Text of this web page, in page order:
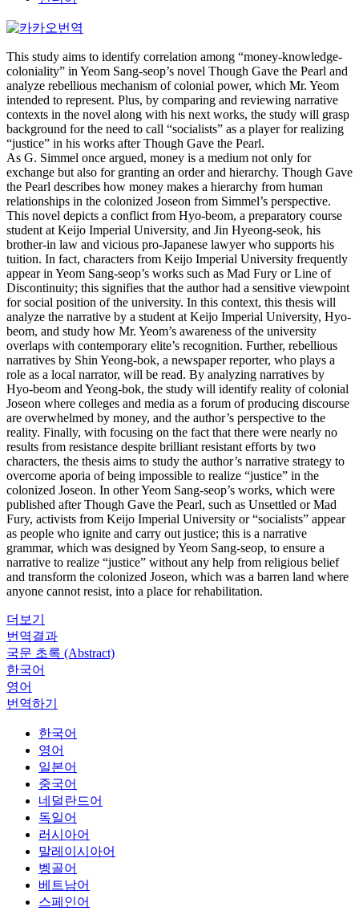
This study aims to identify correlation among “money-knowledge-
coloniality” in Yeom Sang-seop’s novel Though Gave the Pearl and
analyze rebellious mechanism of colonial power, which Mr. Yeom
intended to represent. Plus, by comparing and reviewing narrative
contexts in the novel along with his next works, the study will grasp
background for the need to call “socialists” as a player for realizing
“justice” in his works after Though Gave the Pearl.
As G. Simmel once argued, money is a medium not only for
exchange but also for granting an order and hierarchy. Though Gave
the Pearl describes how money makes a hierarchy from human
relationships in the colonized Joseon from Simmel’s perspective.
This novel depicts a conflict from Hyo-beom, a preparatory course
student at Keijo Imperial University, and Jin Hyeong-seok, his
brother-in law and vicious pro-Japanese lawyer who supports his
tuition. In fact, characters from Keijo Imperial University frequently
appear in Yeom Sang-seop’s works such as Mad Fury or Line of
Discontinuity; this signifies that the author had a sensitive viewpoint
for social position of the university. In this context, this thesis will
analyze the narrative by a student at Keijo Imperial University, Hyo-
beom, and study how Mr. Yeom’s awareness of the university
overlaps with contemporary elite’s recognition. Further, rebellious
narratives by Shin Yeong-bok, a newspaper reporter, who plays a
role as a local narrator, will be read. By analyzing narratives by
Hyo-beom and Yeong-bok, the study will identify reality of colonial
Joseon where colleges and media as a forum of producing discourse
are overwhelmed by money, and the author’s perspective to the
reality. Finally, with focusing on the fact that there were nearly no
results from resistance despite brilliant resistant efforts by two
characters, the thesis aims to study the author’s narrative strategy to
overcome aporia of being impossible to realize “justice” in the
colonized Joseon. In other Yeom Sang-seop’s works, which were
published after Though Gave the Pearl, such as Unsettled or Mad
Fury, activists from Keijo Imperial University or “socialists” appear
as people who ignite and carry out justice; this is a narrative
grammar, which was designed by Yeom Sang-seop, to ensure a
narrative to realize “justice” without any help from religious belief
and transform the colonized Joseon, which was a barren land where
anyone cannot resist, into a place for rehabilitation.
더보기
번역결과
국문 초록 (Abstract)
한국어
영어
번역하기
한국어
영어
일본어
중국어
네덜란드어
독일어
러시아어
말레이시아어
벵골어
베트남어
스페인어